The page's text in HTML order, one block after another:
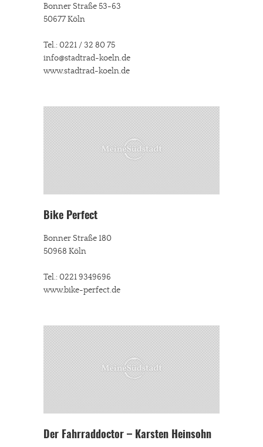
Bonner Straße 53-63
50677 Köln
Tel.: 0221 / 32 80 75
info@stadtrad-koeln.de
www.stadtrad-koeln.de
Bike Perfect
Bonner Straße 180
50968 Köln
Tel.: 0221 9349696
www.bike-perfect.de
Der Fahrraddoctor – Karsten Heinsohn